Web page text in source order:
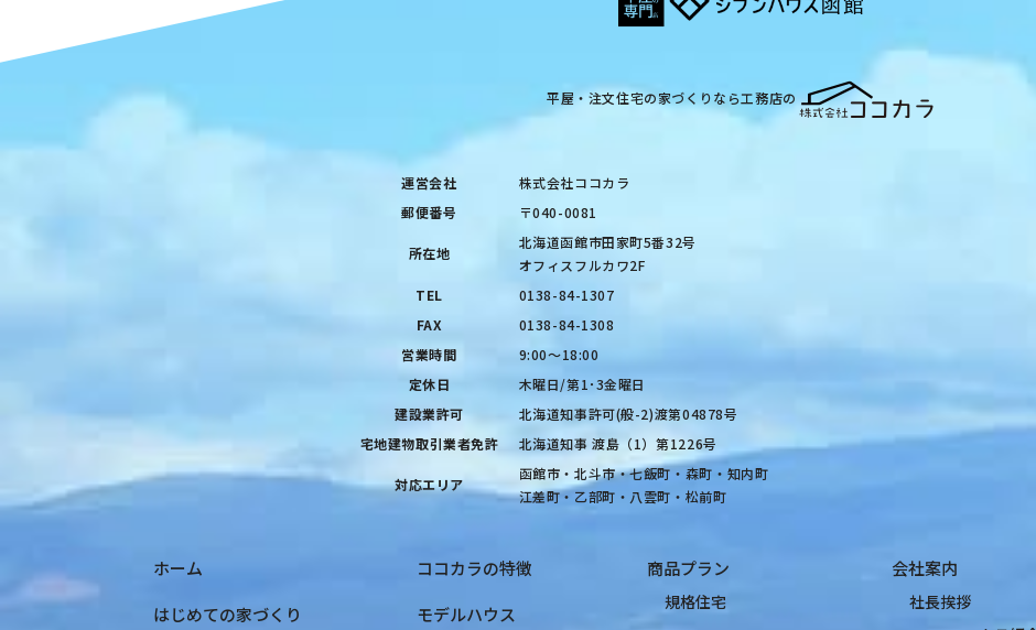
平屋・注文住宅の家づくりなら工務店の
運営会社
株式会社ココカラ
郵便番号
〒040-0081
所在地
北海道函館市田家町5番32号
オフィスフルカワ2F
TEL
0138-84-1307
FAX
0138-84-1308
営業時間
9:00〜18:00
定休日
木曜日/第1･3金曜日
建設業許可
北海道知事許可(般-2)渡第04878号
宅地建物取引業者免許
北海道知事 渡島（1）第1226号
対応エリア
函館市・北斗市・七飯町・森町・知内町
江差町・乙部町・八雲町・松前町
ホーム
はじめての家づくり
ココカラの特徴
モデルハウス
商品プラン
規格住宅
会社案内
社長挨拶